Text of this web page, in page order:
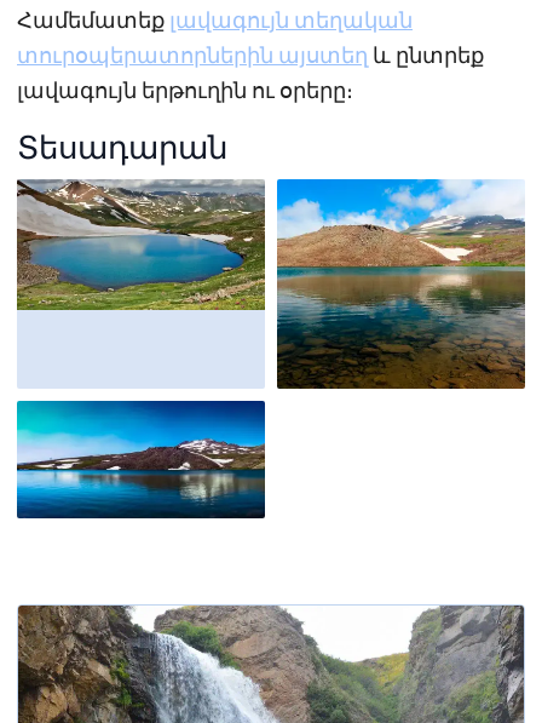
Համեմատեք լավագույն տեղական
տուրօպերատորներին այստեղ և ընտրեք
լավագույն երթուղին ու օրերը։
Տեսադարան